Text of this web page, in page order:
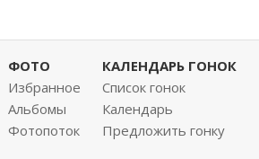
ФОТО
Избранное
Альбомы
Фотопоток
КАЛЕНДАРЬ ГОНОК
Список гонок
Календарь
Предложить гонку